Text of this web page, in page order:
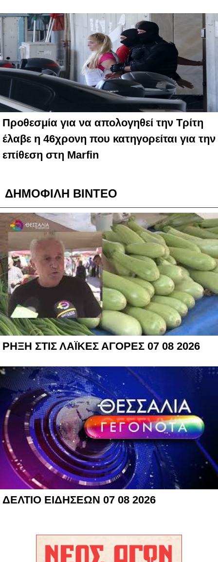
Προθεσμία για να απολογηθεί την Τρίτη
έλαβε η 46χρονη που κατηγορείται για την
επίθεση στη Marfin
ΔΗΜΟΦΙΛΗ ΒΙΝΤΕΟ
ΡΗΞΗ ΣΤΙΣ ΛΑΪΚΕΣ ΑΓΟΡΕΣ 07 08 2026
ΔΕΛΤΙΟ ΕΙΔΗΣΕΩΝ 07 08 2026